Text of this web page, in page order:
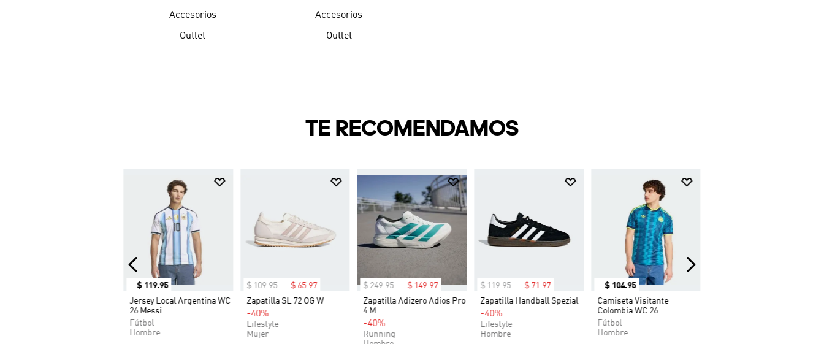
Accesorios
Outlet
Accesorios
Outlet
TE RECOMENDAMOS
$ 119.95
Jersey Local Argentina WC
26 Messi
Fútbol
Hombre
$ 109.95 $ 65. 97
Zapatilla SL 72 OG W
-40%
Lifestyle
Mujer
$ 249.95 $ 149. 97
Zapatilla Adizero Adios Pro
4 M
-40%
Running
$ 119.95 $ 71 97
Zapatilla Handball Spezial
-40%
Lifestyle
Hombre
$ 104.95
Camiseta Visitante
Colombia WC 26
Fútbol
Hombre